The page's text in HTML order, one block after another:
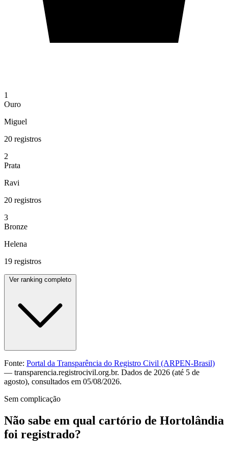
1
Ouro
Miguel
20 registros
2
Prata
Ravi
20 registros
3
Bronze
Helena
19 registros
Ver ranking completo
Fonte: Portal da Transparência do Registro Civil (ARPEN-Brasil)
— transparencia.registrocivil.org.br. Dados de 2026 (até 5 de
agosto), consultados em 05/08/2026.
Sem complicação
Não sabe em qual cartório de Hortolândia
foi registrado?